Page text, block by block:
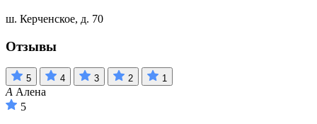
ш. Керченское, д. 70
Отзывы
5 4 3 2 1
А Алена
5